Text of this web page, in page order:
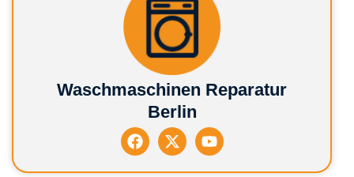
Waschmaschinen Reparatur
Berlin